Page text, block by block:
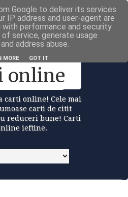
la
online
carti online! Cele mai
carti de citit
reduceri bune! Carti
ieftine.
Google to deliver its services
IP address and user-agent are
with performance and security
service, generate usage
address abuse.
MORE GOT IT